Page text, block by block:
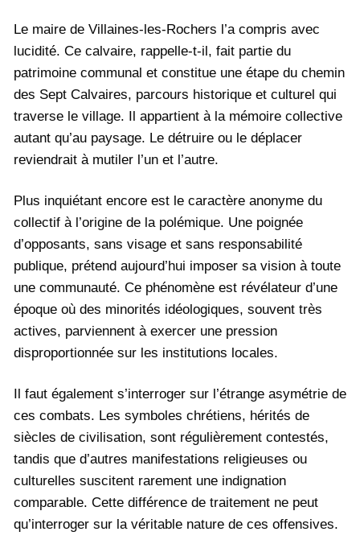
Le maire de Villaines-les-Rochers l’a compris avec
lucidité. Ce calvaire, rappelle-t-il, fait partie du
patrimoine communal et constitue une étape du chemin
des Sept Calvaires, parcours historique et culturel qui
traverse le village. Il appartient à la mémoire collective
autant qu’au paysage. Le détruire ou le déplacer
reviendrait à mutiler l’un et l’autre.
Plus inquiétant encore est le caractère anonyme du
collectif à l’origine de la polémique. Une poignée
d’opposants, sans visage et sans responsabilité
publique, prétend aujourd’hui imposer sa vision à toute
une communauté. Ce phénomène est révélateur d’une
époque où des minorités idéologiques, souvent très
actives, parviennent à exercer une pression
disproportionnée sur les institutions locales.
Il faut également s’interroger sur l’étrange asymétrie de
ces combats. Les symboles chrétiens, hérités de
siècles de civilisation, sont régulièrement contestés,
tandis que d’autres manifestations religieuses ou
culturelles suscitent rarement une indignation
comparable. Cette différence de traitement ne peut
qu’interroger sur la véritable nature de ces offensives.